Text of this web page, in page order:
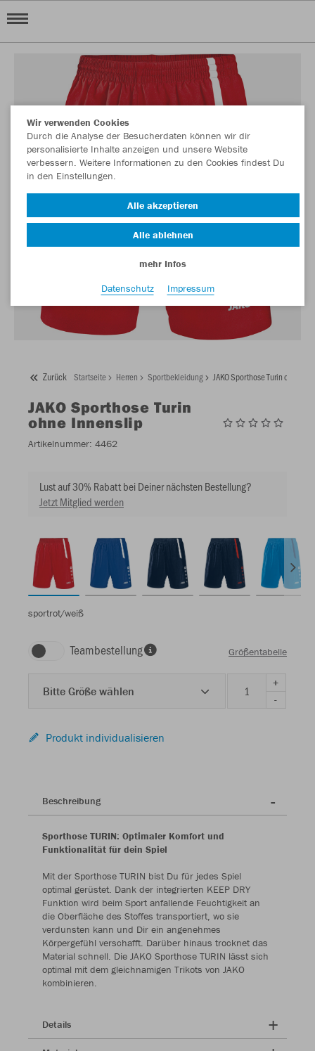
Zurück Startseite Herren Sportbekleidung JAKO Sporthose Turin ohne
JAKO Sporthose Turin
ohne Innenslip
Artikelnummer: 4462
Lust auf 30% Rabatt bei Deiner nächsten Bestellung?
Jetzt Mitglied werden
sportrot/weiß
Teambestellung Größentabelle
Bitte Größe wählen
+
-
Produkt individualisieren
Beschreibung
Sporthose TURIN: Optimaler Komfort und
Funktionalität für dein Spiel
Mit der Sporthose TURIN bist Du für jedes Spiel
optimal gerüstet. Dank der integrierten KEEP DRY
Funktion wird beim Sport anfallende Feuchtigkeit an
die Oberfläche des Stoffes transportiert, wo sie
verdunsten kann und Dir ein angenehmes
Körpergefühl verschafft. Darüber hinaus trocknet das
Material schnell. Die JAKO Sporthose TURIN lässt sich
optimal mit dem gleichnamigen Trikots von JAKO
kombinieren.
Details
Wir verwenden Cookies
Durch die Analyse der Besucherdaten können wir dir
personalisierte Inhalte anzeigen und unsere Website
verbessern. Weitere Informationen zu den Cookies findest Du
in den Einstellungen.
Alle akzeptieren
Alle ablehnen
mehr Infos
Datenschutz
Impressum